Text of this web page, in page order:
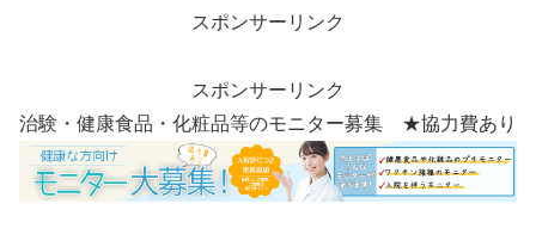
スポンサーリンク
スポンサーリンク
治験・健康食品・化粧品等のモニター募集 ★協力費あり